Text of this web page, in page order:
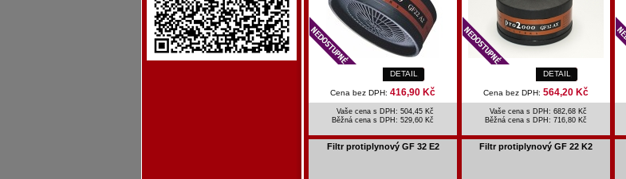
DETAIL
Cena bez DPH: 416,90 Kč
Vaše cena s DPH: 504,45 Kč
Běžná cena s DPH: 529,60 Kč
DETAIL
Cena bez DPH: 564,20 Kč
Vaše cena s DPH: 682,68 Kč
Běžná cena s DPH: 716,80 Kč
Filtr protiplynový GF 32 E2 Filtr protiplynový GF 22 K2